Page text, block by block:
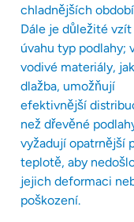
chladnějších
Dále je důležité vzít
úvahu typ podlahy;
vodivé materiály,
dlažba, umožňují
efektivnější
než dřevěné
vyžadují opatrnější
teplotě, aby
jejich deformaci
poškození.